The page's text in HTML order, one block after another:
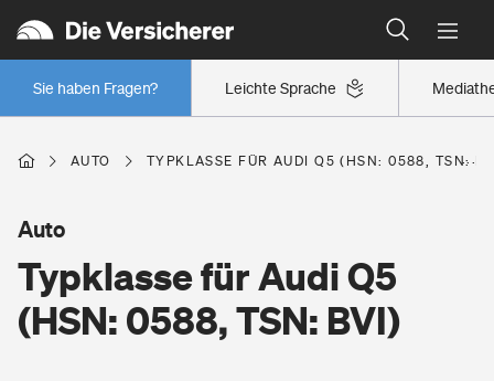
Leichte Sprache
Sie haben Fragen?
Wer versichert was: Jetzt Versicherer finden
Regionalklassen: So ist Ihre Region eingestuft
Wer versichert was: Jetzt Versicherer finden
Berufsunfähigkeitsversicherung
Erwerbsunfähigkeitsversicherung
Wohnen
AUTO TYPKLASSE FÜR AUDI Q5 (HSN: 0588, TSN:
Typklasse für Audi Q5
(HSN: 0588, TSN: BVI)
Auto